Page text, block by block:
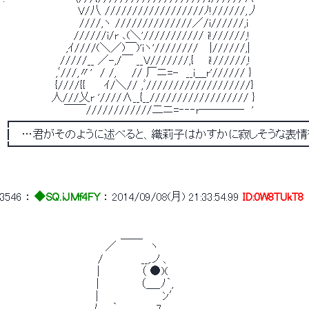
V/八 //////////////////ﾉ!//////,丿
////,ヽ //////////////／/i//////,i
//////i/r ､(＼'/////////// i!//////,!
,ｲ////(＼／)￣)'iヽ'////////　 |//////,|
/////__ ／-,/￣ __V///////,{ 　 i!//////,!
,ﾞ///,〃'　/ /,　　// 厂ニ=-　__i＿r'////// }
{////{{　　 ｲ/＼// ,ﾞ///////////////////}
人///乂r '////∧__{__////////////////// }
￣￣////////////二ニ=‐‐‐r――――　'
┃　…君がそのように述べると、織莉子はかすかに寂しそうな表
3546 ： ◆SQ.iJMf4FY ： 2014/09/08(月) 21:33:54.99 ID:0W8TUkT8
／　　　 　ヽ
/　　　　　__,.ノ 、
| 　　　　　（ ●)(
|　　　　　 （＿_ﾉ｀,
|　　　　　　　　 ﾝ′